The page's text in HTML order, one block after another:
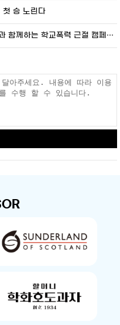
첫 승 노린다
천안시티FC, 천안교육지원청과 함께하는 학교폭력 근절 캠페인 진행